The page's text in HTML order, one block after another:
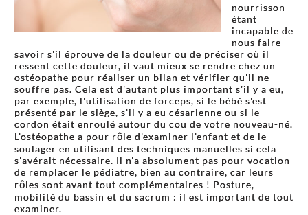
nourrisson
étant
incapable de
nous faire
savoir s'il éprouve de la douleur ou de préciser où il
ressent cette douleur, il vaut mieux se rendre chez un
ostéopathe pour réaliser un bilan et vérifier qu'il ne
souffre pas. Cela est d'autant plus important s'il y a eu,
par exemple, l'utilisation de forceps, si le bébé s'est
présenté par le siège, s'il y a eu césarienne ou si le
cordon était enroulé autour du cou de votre nouveau-né.
L'ostéopathe a pour rôle d'examiner l'enfant et de le
soulager en utilisant des techniques manuelles si cela
s'avérait nécessaire. Il n'a absolument pas pour vocation
de remplacer le pédiatre, bien au contraire, car leurs
rôles sont avant tout complémentaires ! Posture,
mobilité du bassin et du sacrum : il est important de tout
examiner.